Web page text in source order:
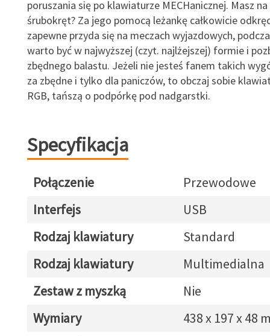
poruszania się po klawiaturze MECHanicznej. Masz
śrubokręt? Za jego pomocą leżankę całkowicie
zapewne przyda się na meczach wyjazdowych,
warto być w najwyższej (czyt. najlżejszej) formie i
zbędnego balastu. Jeżeli nie jesteś fanem takich
za zbędne i tylko dla paniczów, to obczaj sobie
RGB, tańszą o podpórkę pod nadgarstki.
Specyfikacja
Połączenie
Przewodowe
Interfejs
USB
Rodzaj klawiatury
Standard
Rodzaj klawiatury
Multimedialna
Zestaw z myszką
Nie
Wymiary
438 x 197 x 48